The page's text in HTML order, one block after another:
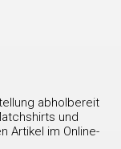
abholbereit
und
Artikel im Online-